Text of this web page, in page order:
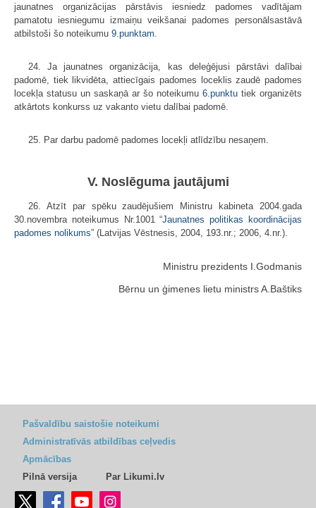
jaunatnes organizācijas pārstāvis iesniedz padomes vadītājam
pamatotu iesniegumu izmaiņu veikšanai padomes personāl­sastāvā
atbilstoši šo noteikumu 9.punktam
24. Ja jaunatnes organizācija, kas deleģējusi pārstāvi dalībai
padomē, tiek likvidēta, attiecīgais padomes loceklis zaudē padomes
locekļa statusu un saskaņā ar šo noteikumu 6.punktu tiek organizēts
atkārtots konkurss uz vakanto vietu dalībai padomē.
25. Par darbu padomē padomes locekļi atlīdzību nesaņem.
V. Noslēguma jautājumi
26. Atzīt par spēku zaudējušiem Ministru kabineta 2004.gada
30.novembra noteikumus Nr.1001 “Jaunatnes politikas koordinācijas
padomes nolikums” (Latvijas Vēstnesis, 2004, 193.nr.; 2006, 4.nr.).
Ministru prezidents I.Godmanis
Bērnu un ģimenes lietu ministrs A.Baštiks
Pašvaldību saistošie noteikumi
Administratīvās atbildības ceļvedis
Apmācības
Pilnā versija
Par Likumi.lv